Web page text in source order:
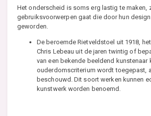
Het onderscheid is soms erg lastig te maken,
gebruiksvoorwerpen gaat die door hun
geworden.
De beroemde Rietveldstoel uit 1918,
Chris Lebeau uit de jaren twintig of
van een bekende beeldend kunstenaar
ouderdomscriterium wordt toegepast,
beschouwd. Dit soort werken kunnen
kunstwerk worden benoemd.